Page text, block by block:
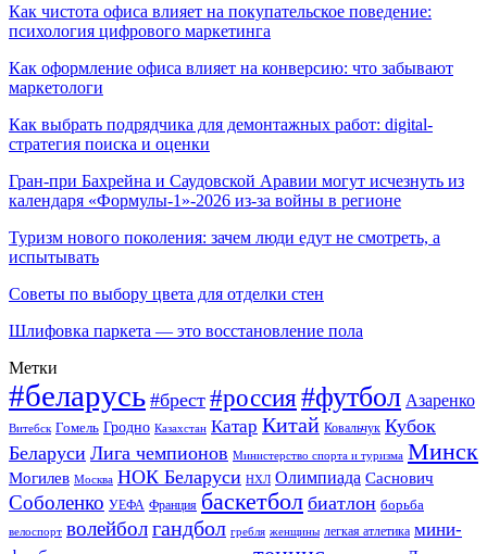
Как чистота офиса влияет на покупательское поведение:
психология цифрового маркетинга
Как оформление офиса влияет на конверсию: что забывают
маркетологи
Как выбрать подрядчика для демонтажных работ: digital-
стратегия поиска и оценки
Гран-при Бахрейна и Саудовской Аравии могут исчезнуть из
календаря «Формулы-1»-2026 из-за войны в регионе
Туризм нового поколения: зачем люди едут не смотреть, а
испытывать
Советы по выбору цвета для отделки стен
Шлифовка паркета — это восстановление пола
Метки
#беларусь #брест #россия#футбол Азаренко
Витебск Гомель Гродно Казахстан Катар Китай Ковальчук Кубок
Беларуси Лига чемпионов Министерство спорта и туризма Минск
Могилев Москва НОК Беларуси НХЛ Олимпиада Саснович
Соболенко УЕФА Франция баскетбол биатлон борьба
велоспорт волейболгандбол гребля женщины легкая атлетика мини-